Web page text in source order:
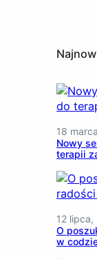
18
Nowy
terapii
12 lipca,
O
w